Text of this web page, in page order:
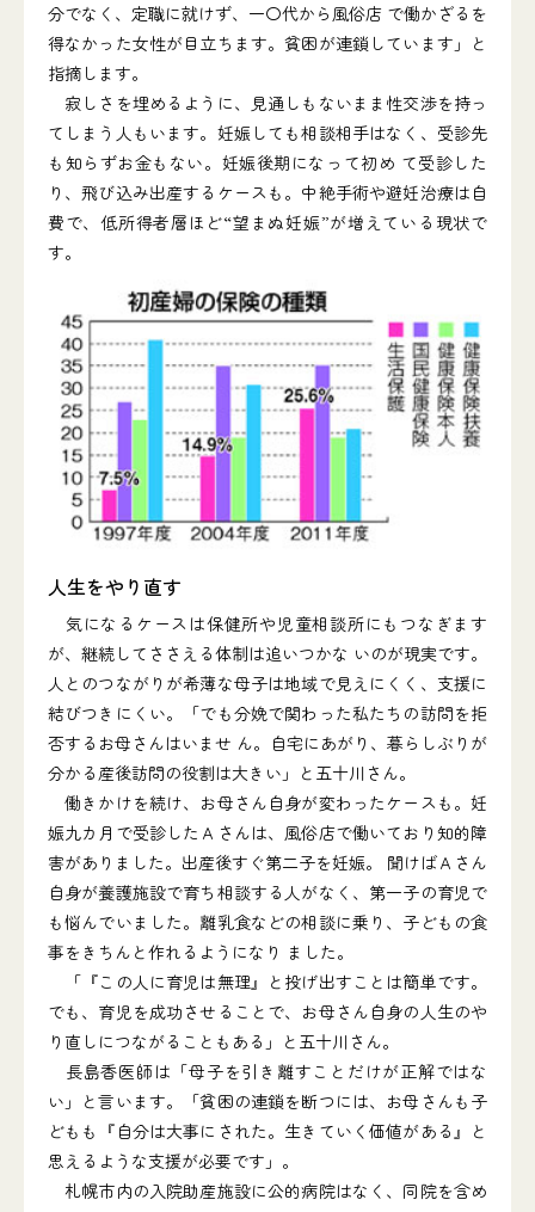
分でなく、定職に就けず、一〇代から風俗店 で働かざるを
得なかった女性が目立ちます。貧困が連鎖しています」と
指摘します。
寂しさを埋めるように、見通しもないまま性交渉を持っ
てしまう人もいます。妊娠しても相談相手はなく、受診先
も知らずお金もない。妊娠後期になって初め て受診した
り、飛び込み出産するケースも。中絶手術や避妊治療は自
費で、低所得者層ほど“望まぬ妊娠”が増えている現状で
す。
人生をやり直す
気になるケースは保健所や児童相談所にもつなぎます
が、継続してささえる体制は追いつかな いのが現実です。
人とのつながりが希薄な母子は地域で見えにくく、支援に
結びつきにくい。「でも分娩で関わった私たちの訪問を拒
否するお母さんはいませ ん。自宅にあがり、暮らしぶりが
分かる産後訪問の役割は大きい」と五十川さん。
働きかけを続け、お母さん自身が変わったケースも。妊
娠九カ月で受診したＡさんは、風俗店で働いており知的障
害がありました。出産後すぐ第二子を妊娠。 聞けばＡさん
自身が養護施設で育ち相談する人がなく、第一子の育児で
も悩んでいました。離乳食などの相談に乗り、子どもの食
事をきちんと作れるようになり ました。
「『この人に育児は無理』と投げ出すことは簡単です。
でも、育児を成功させることで、お母さん自身の人生のや
り直しにつながることもある」と五十川さん。
長島香医師は「母子を引き離すことだけが正解ではな
い」と言います。「貧困の連鎖を断つには、お母さんも子
どもも『自分は大事にされた。生きていく価値がある』と
思えるような支援が必要です」。
札幌市内の入院助産施設に公的病院はなく、同院を含め